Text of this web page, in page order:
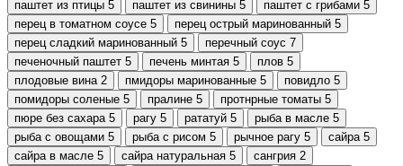
паштет из птицы 5 паштет из свинины 5 паштет с грибами 5
перец в томатном соусе 5 перец острый маринованный 5
перец сладкий маринованный 5 перечный соус 7
печеночный паштет 5 печень минтая 5 плов 5
плодовые вина 2 пмидоры маринованные 5 повидло 5
помидоры соленые 5 пралине 5 протнрные томаты 5
пюре без сахара 5 рагу 5 рататуй 5 рыба в масле 5
рыба с овощами 5 рыба с рисом 5 рычное рагу 5 сайра 5
сайра в масле 5 сайра натуральная 5 сангрия 2